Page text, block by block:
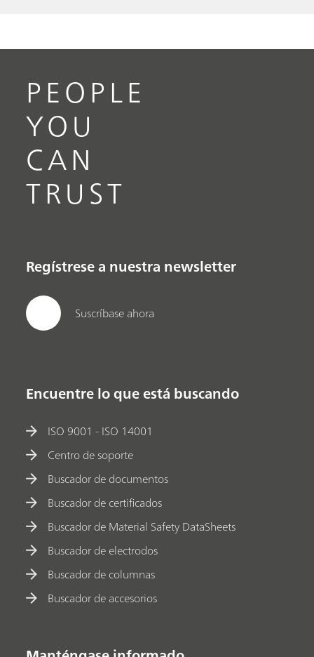
PEOPLE
YOU
CAN
TRUST
Regístrese a nuestra newsletter
Suscríbase ahora
Encuentre lo que está buscando
ISO 9001 - ISO 14001
Centro de soporte
Buscador de documentos
Buscador de certificados
Buscador de Material Safety DataSheets
Buscador de electrodos
Buscador de columnas
Buscador de accesorios